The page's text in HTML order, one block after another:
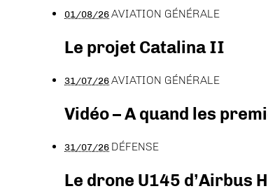
01/08/26AVIATION GÉNÉRALE
Le projet Catalina II
31/07/26AVIATION GÉNÉRALE
Vidéo – A quand les
31/07/26 DÉFENSE
Le drone U145 d’Airbus